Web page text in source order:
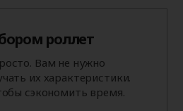
роллет
Вам не нужно
их характеристики.
сэкономить время.